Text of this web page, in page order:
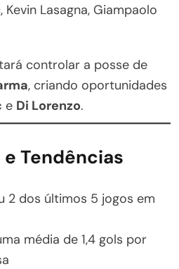
Kevin Lasagna, Giampaolo
controlar a posse de
, criando oportunidades
e Di Lorenzo.
Tendências
2 dos últimos 5 jogos em
média de 1,4 gols por